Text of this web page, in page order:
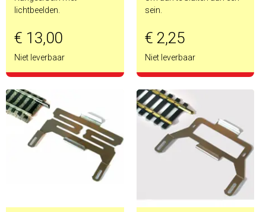
lichtbeelden.
€ 13,00
Niet leverbaar
sein.
€ 2,25
Niet leverbaar